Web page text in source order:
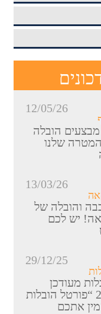
12/05/26
מבצעים הובלה
שלנו
13/03/26
והובלה של
יש לכם
29/12/25
מעודכן
לשנת 2026 “פורטל הובלות
אתכם